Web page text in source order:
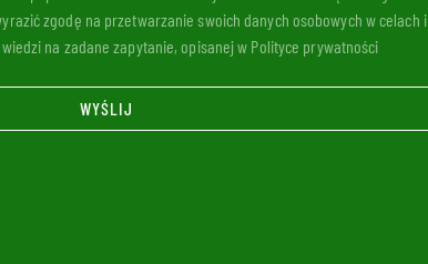
zgodę na przetwarzanie swoich danych osobowych w celach i
na zadane zapytanie, opisanej w Polityce prywatności
WYŚLIJ